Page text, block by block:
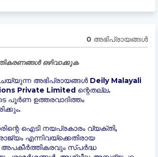
0 അഭിപ്രായങ്ങള്‍
ഒഴിവാക്കുക
അഭിപ്രായങ്ങൾ Deily Malayali
Private Limited ന്റെതല്ല.
പൂർണ ഉത്തരവാദിത്തം
ഐടി നയപ്രകാരം വ്യക്തി,
എന്നിവയ്ക്കെതിരായ
സ്പർദ്ധ